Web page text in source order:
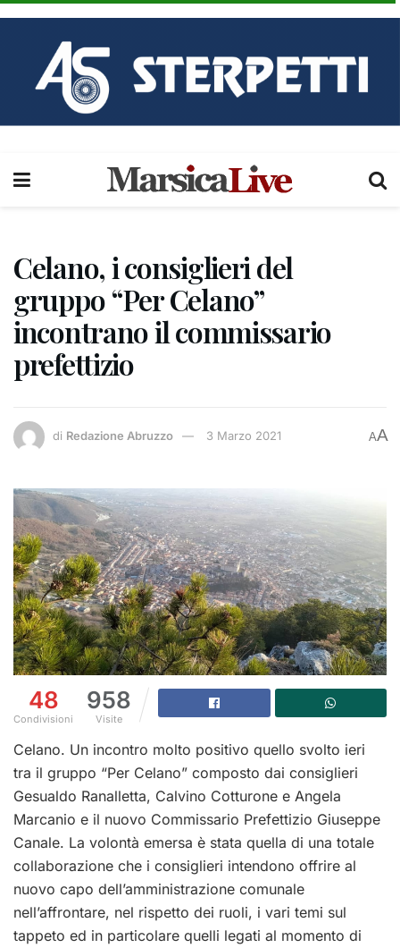
Celano, i consiglieri del
gruppo “Per Celano”
incontrano il commissario
prefettizio
di Redazione Abruzzo 3 Marzo 2021 AA
48
Condivisioni
958
Visite
Celano. Un incontro molto positivo quello svolto ieri
tra il gruppo “Per Celano” composto dai consiglieri
Gesualdo Ranalletta, Calvino Cotturone e Angela
Marcanio e il nuovo Commissario Prefettizio Giuseppe
Canale. La volontà emersa è stata quella di una totale
collaborazione che i consiglieri intendono offrire al
nuovo capo dell’amministrazione comunale
nell’affrontare, nel rispetto dei ruoli, i vari temi sul
tappeto ed in particolare quelli legati al momento di